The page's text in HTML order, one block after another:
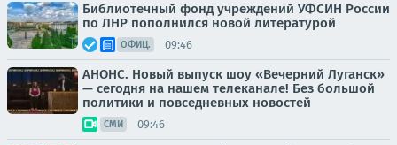
Библиотечный фонд учреждений УФСИН России
по ЛНР пополнился новой литературой
ОФИЦ. 09:46
АНОНС. Новый выпуск шоу «Вечерний Луганск»
— сегодня на нашем телеканале! Без большой
политики и повседневных новостей
СМИ 09:46